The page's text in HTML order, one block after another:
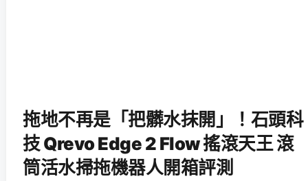
拖地不再是「把髒水抹開」！石頭科
技 Qrevo Edge 2 Flow 搖滾天王 滾
筒活水掃拖機器人開箱評測